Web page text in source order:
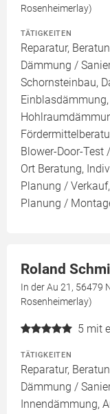
Rosenheimerlay)
TÄTIGKEITEN
Reparatur,
Dämmung /
Schornsteinbau,
Blower-Door-Test
Ort Beratung,
Planung /
Planung /
Roland
In der Au 21, 56479
Rosenheimerlay)
5 mit
TÄTIGKEITEN
Reparatur,
Dämmung /
Innendämmung,